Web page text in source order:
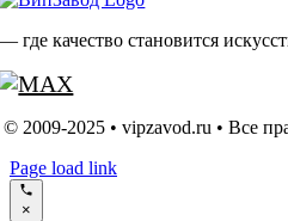
— где качество становится
© 2009-2025 • vipzavod.ru • Все
Page load link
×